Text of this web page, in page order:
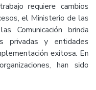
requiere cambios
el Ministerio de las
Comunicación brinda
privadas y entidades
exitosa. En
han sido